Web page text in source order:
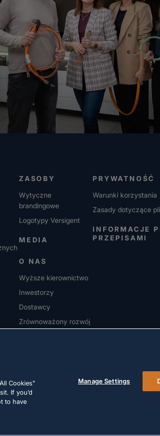
ZASOBY
Wytyczne
brandingowe
Logotypy Versigent
MEDIA
O NAS
Wyższe kierownictwo
Inwestorzy
Dostawcy
Zrównoważony rozwój
PRYWATNOŚĆ
Warunki korzystania
Zasady dotyczące
INFORMACJE
PRZEPISAMI
Cookies”
If you’d
to have
Manage Settings